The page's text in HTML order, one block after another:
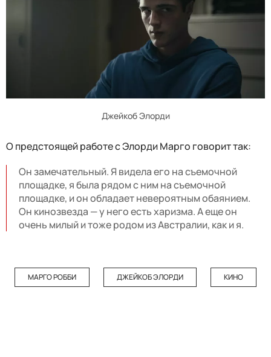
Джейкоб Элорди
О предстоящей работе с Элорди Марго говорит так:
Он замечательный. Я видела его на съемочной
площадке, я была рядом с ним на съемочной
площадке, и он обладает невероятным обаянием.
Он кинозвезда — у него есть харизма. А еще он
очень милый и тоже родом из Австралии, как и я.
МАРГО РОББИ ДЖЕЙКОБ ЭЛОРДИ КИНО